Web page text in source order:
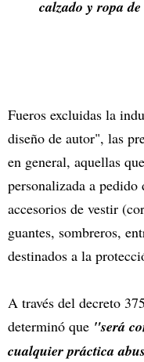
calzado y ropa
Fueros excluidas la
diseño de autor", las
en general, aquellas
personalizada a
accesorios de vestir
guantes, sombreros,
destinados a la
A través del decreto
determinó que "será
cualquier práctica